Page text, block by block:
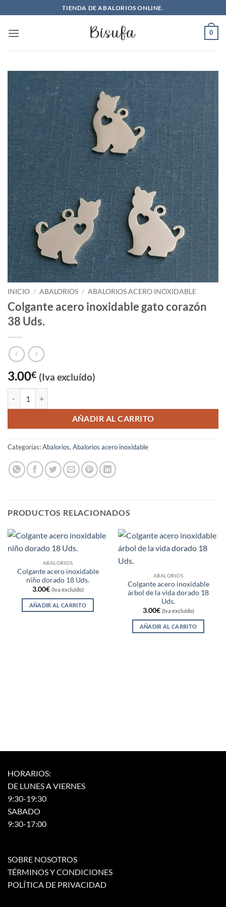
al
contenido
TIENDA DE ABALORIOS ONLINE.
0
INICIO / ABALORIOS / ABALORIOS ACERO INOXIDABLE
Colgante acero inoxidable gato corazón
38 Uds.
3.00€ (Iva excluído)
AÑADIR AL CARRITO
Categorías:Abalorios,Abalorios acero inoxidable
PRODUCTOS RELACIONADOS
ABALORIOS
Colgante acero inoxidable
niño dorado 18 Uds.
3.00€ (Iva excluído)
AÑADIR AL CARRITO
ABALORIOS
Colgante acero inoxidable
árbol de la vida dorado 18
Uds.
3.00€ (Iva excluído)
AÑADIR AL CARRITO
HORARIOS:
DE LUNES A VIERNES
9:30-19:30
SABADO
9:30-17:00
SOBRE NOSOTROS
TÉRMINOS Y CONDICIONES
POLÍTICA DE PRIVACIDAD